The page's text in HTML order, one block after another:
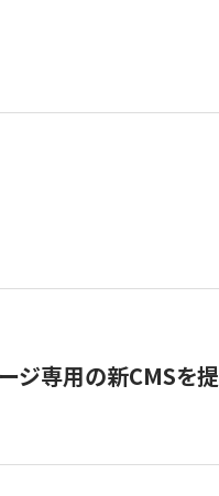
ジ専用の新CMSを提